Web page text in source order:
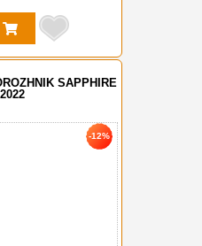
SAPPHIRE
-12%